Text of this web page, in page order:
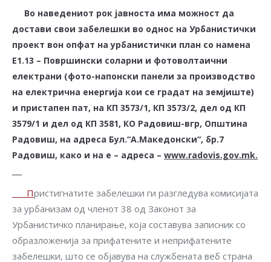
Во наведениот рок јавноста има можност да
достави свои забелешки во однос на Урбанистички
проект вон опфат на урбанистички план со намена
Е1.13 – Површински соларни и фотоволтаични
електрани (фото-напонски панели за производство
на електрична енергија кои се градат на земјиште)
и пристапен пат, на КП 3573/1, КП 3573/2, дел од КП
3579/1 и дел од КП 3581, КО Радовиш-вгр, Општина
Радовиш, на адреса Бул.“А.Македонски“, бр.7
Радовиш, како и на е – адреса – www.radovis.gov.mk.
Пристигнатите забелешки ги разгледува комисијата
за урбанизам од членот 38 од Законот за
Урбанистичко планирање, која составува записник со
образложенија за прифатените и неприфатените
забелешки, што се објавува на службената веб страна